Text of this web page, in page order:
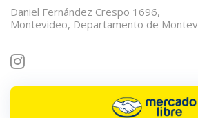
Daniel Fernández Crespo 1696,
Montevideo, Departamento de